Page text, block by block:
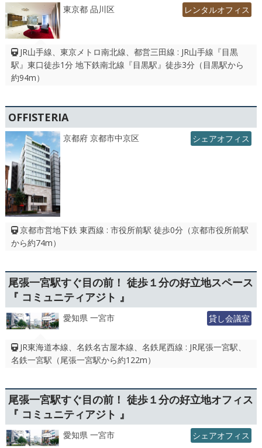
東京都 品川区 レンタルオフィス
JR山手線、東京メトロ南北線、都営三田線 : JR山手線『目黒
駅』東口徒歩1分 地下鉄南北線『目黒駅』徒歩3分（目黒駅から
約94m）
OFFISTERIA
京都府 京都市中京区 シェアオフィス
京都市営地下鉄 東西線 : 市役所前駅 徒歩0分（京都市役所前駅
から約74m）
尾張一宮駅すぐ目の前！ 徒歩１分の好立地スペース
『 コミュニティアジト 』
愛知県 一宮市 貸し会議室
JR東海道本線、名鉄名古屋本線、名鉄尾西線 : JR尾張一宮駅、
名鉄一宮駅（尾張一宮駅から約122m）
尾張一宮駅すぐ目の前！ 徒歩１分の好立地オフィス
『 コミュニティアジト 』
愛知県 一宮市 シェアオフィス